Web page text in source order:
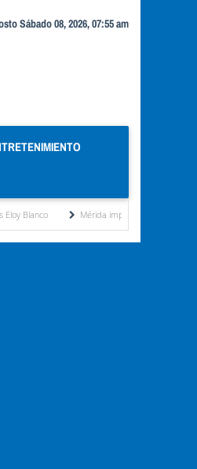
Sábado 08, 2026, 07:55 am
Mérida impulsa desarrollo económico con